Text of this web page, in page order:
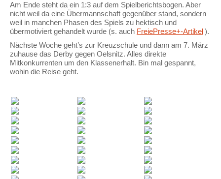
Am Ende steht da ein 1:3 auf dem Spielberichtsbogen. Aber
nicht weil da eine Übermannschaft gegenüber stand, sondern
weil in manchen Phasen des Spiels zu hektisch und
übermotiviert gehandelt wurde (s. auch FreiePresse+-Artikel).
Nächste Woche geht’s zur Kreuzschule und dann am 7. März
zuhause das Derby gegen Oelsnitz. Alles direkte
Mitkonkurrenten um den Klassenerhalt. Bin mal gespannt,
wohin die Reise geht.